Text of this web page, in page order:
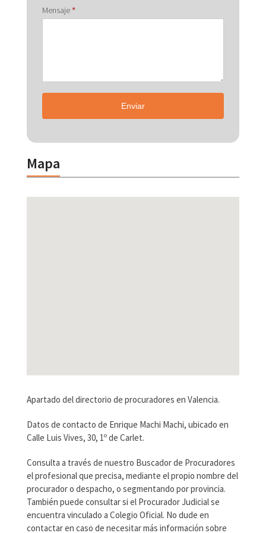
Mensaje*
Enviar
Mapa
Apartado del directorio de procuradores en Valencia.
Datos de contacto de Enrique Machi Machi, ubicado en
Calle Luis Vives, 30, 1º de Carlet.
Consulta a través de nuestro Buscador de Procuradores
el profesional que precisa, mediante el propio nombre del
procurador o despacho, o segmentando por provincia.
También puede consultar si el Procurador Judicial se
encuentra vinculado a Colegio Oficial. No dude en
contactar en caso de necesitar más información sobre